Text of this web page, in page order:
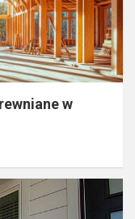
w